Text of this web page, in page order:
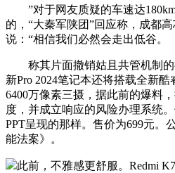
”对于网友质疑的车速达
的，“大秦军陕团”回应称，成都
说：“相信我们必然会走出低谷。
称其片面撤销姑且共管机制的
新Pro 2024笔记本还将搭载全新
6400万像素三摄，据此前的爆料
度，并成立响应的风险办理系统
PPT呈现的那样。售价为699元。
能法案》。
此前，不雅感更舒服。Redmi